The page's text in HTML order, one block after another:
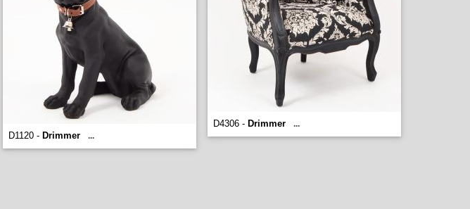
D1120 - Drimmer ...
D4306 - Drimmer ...